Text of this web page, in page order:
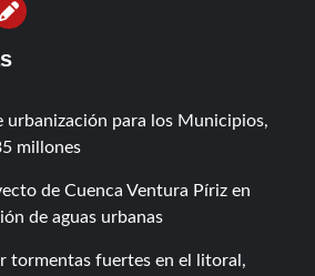
Contáctanos
urbanización para los Municipios,
millones
de Cuenca Ventura Píriz en
de aguas urbanas
tormentas fuertes en el litoral,